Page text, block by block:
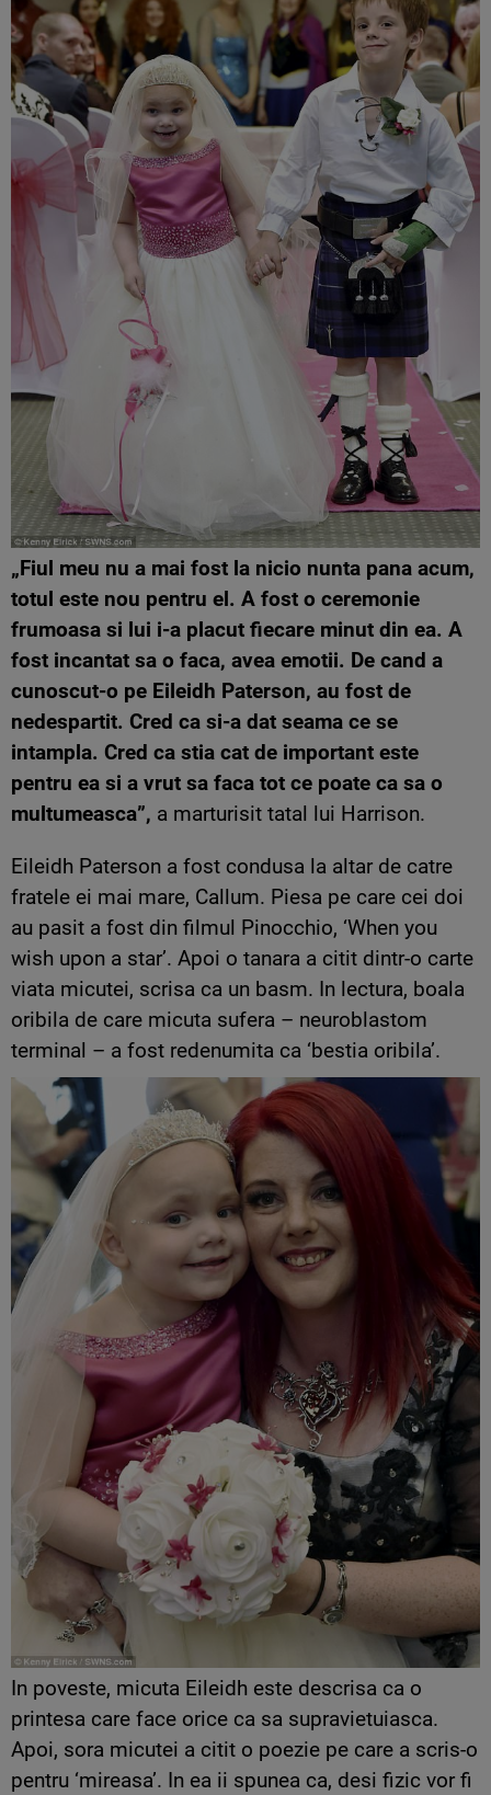
„Fiul meu nu a mai fost la nicio nunta pana acum,
totul este nou pentru el. A fost o ceremonie
frumoasa si lui i-a placut fiecare minut din ea. A
fost incantat sa o faca, avea emotii. De cand a
cunoscut-o pe Eileidh Paterson, au fost de
nedespartit. Cred ca si-a dat seama ce se
intampla. Cred ca stia cat de important este
pentru ea si a vrut sa faca tot ce poate ca sa o
multumeasca”, a marturisit tatal lui Harrison.
Eileidh Paterson a fost condusa la altar de catre
fratele ei mai mare, Callum. Piesa pe care cei doi
au pasit a fost din filmul Pinocchio, ‘When you
wish upon a star’. Apoi o tanara a citit dintr-o carte
viata micutei, scrisa ca un basm. In lectura, boala
oribila de care micuta sufera – neuroblastom
terminal – a fost redenumita ca ‘bestia oribila’.
In poveste, micuta Eileidh este descrisa ca o
printesa care face orice ca sa supravietuiasca.
Apoi, sora micutei a citit o poezie pe care a scris-o
pentru ‘mireasa’. In ea ii spunea ca, desi fizic vor fi